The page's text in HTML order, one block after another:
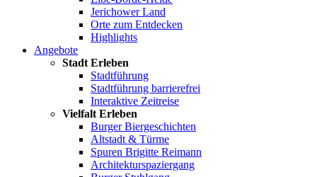
Jerichower Land
Orte zum Entdecken
Highlights
Angebote
Stadt Erleben
Stadtführung
Stadtführung barrierefrei
Interaktive Zeitreise
Vielfalt Erleben
Burger Biergeschichten
Altstadt & Türme
Spuren Brigitte Reimann
Architekturspaziergang